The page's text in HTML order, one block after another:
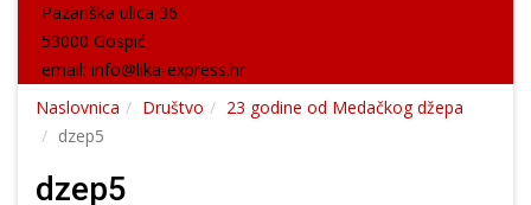
Pazariška ulica 36
53000 Gospić
email: info@lika-express.hr
Naslovnica
Društvo
23 godine od Medačkog džepa
dzep5
dzep5